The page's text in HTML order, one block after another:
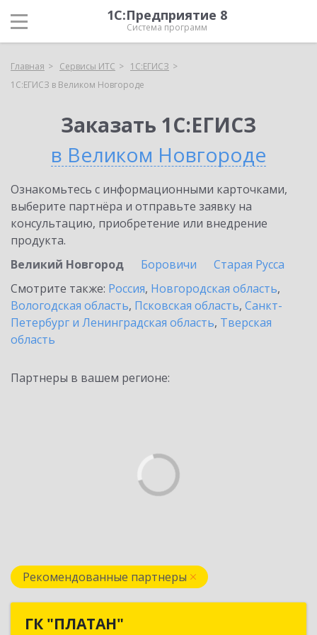
1С:Предприятие 8
Система программ
Главная Сервисы ИТС
1С:ЕГИСЗ
1С:ЕГИСЗ в Великом Новгороде
Заказать 1С:ЕГИСЗ
в Великом Новгороде
Ознакомьтесь с информационными карточками,
выберите партнёра и отправьте заявку на
консультацию, приобретение или внедрение
продукта.
Великий Новгород
Боровичи
Старая Русса
Смотрите также: Россия, Новгородская область,
Вологодская область, Псковская область, Санкт-
Петербург и Ленинградская область, Тверская
область
Партнеры в вашем регионе:
Рекомендованные партнеры
ГК "ПЛАТАН"